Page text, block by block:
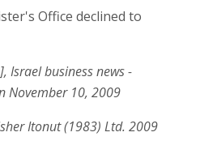
Office declined to
Israel business news -
November 10, 2009
Itonut (1983) Ltd. 2009